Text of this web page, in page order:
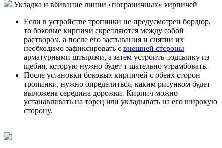
Укладка и вбивание линии «пограничных» кирпичей
Если в устройстве тропинки не предусмотрен бордюр,
то боковые кирпичи скрепляются между собой
раствором, а после его застывания и снятии их
необходимо зафиксировать с внешней стороны
арматурными штырями, а затем устроить подсыпку из
щебня, которую нужно будет т щательно утрамбовать.
После установки боковых кирпичей с обеих сторон
тропинки, нужно определиться, каким рисунком будет
выложена середина дорожки. Кирпич можно
устанавливать на торец или укладывать на его широкую
сторону.